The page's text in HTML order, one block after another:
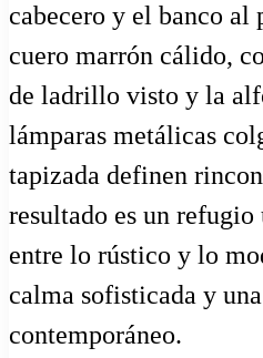
cabecero y el banco al
cuero marrón cálido,
de ladrillo visto y la
lámparas metálicas
tapizada definen
resultado es un
entre lo rústico y lo
calma sofisticada y
contemporáneo.